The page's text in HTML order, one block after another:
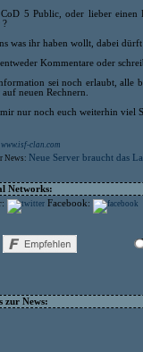
5 Public, oder lieber einen
?
was ihr haben wollt, dabei
entweder Kommentare oder
sei noch erlaubt, alle
auf neuen Rechnern.
nur noch euch weiterhin viel
www.isf-clan.com
News: Neue Server braucht das
Networks:
Facebook:
zur News: